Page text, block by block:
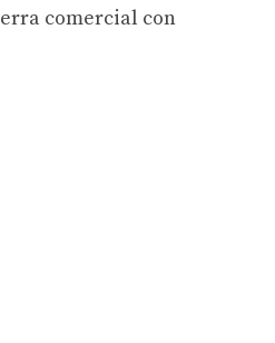
comercial con